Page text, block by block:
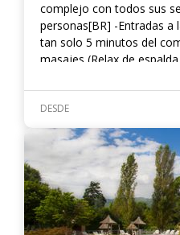
complejo con todos sus
personas[BR] -Entradas a
tan solo 5 minutos del
masajes (Relax de
persona en el spa del
para 2 personas:
DESDE